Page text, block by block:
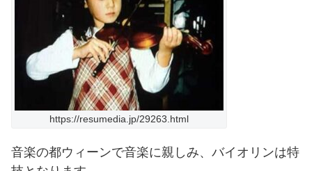
https://resumedia.jp/29263.html
音楽の都ウィーンで音楽に親しみ、バイオリンは特